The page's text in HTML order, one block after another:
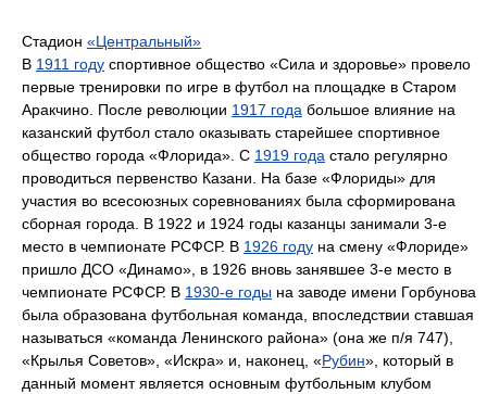
Стадион «Центральный»
В 1911 году спортивное общество «Сила и здоровье» провело
первые тренировки по игре в футбол на площадке в Старом
Аракчино. После революции 1917 года большое влияние на
казанский футбол стало оказывать старейшее спортивное
общество города «Флорида». С 1919 года стало регулярно
проводиться первенство Казани. На базе «Флориды» для
участия во всесоюзных соревнованиях была сформирована
сборная города. В 1922 и 1924 годы казанцы занимали 3-е
место в чемпионате РСФСР. В 1926 году на смену «Флориде»
пришло ДСО «Динамо», в 1926 вновь занявшее 3-е место в
чемпионате РСФСР. В 1930-е годы на заводе имени Горбунова
была образована футбольная команда, впоследствии ставшая
называться «команда Ленинского района» (она же п/я 747),
«Крылья Советов», «Искра» и, наконец, «Рубин», который в
данный момент является основным футбольным клубом